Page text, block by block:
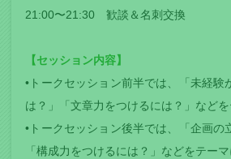
21:00〜21:30 歓談＆名刺交換
【セッション内容】
•トークセッション前半では、「未経験
は？」「文章力をつけるには？」などを
•トークセッション後半では、「企画の
「構成力をつけるには？」などをテーマ